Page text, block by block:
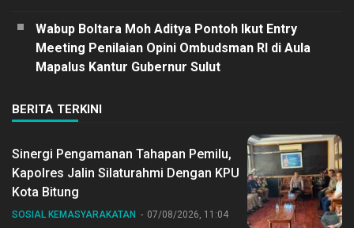
Wabup Boltara Moh Aditya Pontoh Ikut Entry
Meeting Penilaian Opini Ombudsman RI di Aula
Mapalus Kantur Gubernur Sulut
BERITA TERKINI
Sinergi Pengamanan Tahapan Pemilu,
Kapolres Jalin Silaturahmi Dengan KPU
Kota Bitung
SOSIAL KEMASYARAKATAN 07/08/2026, 11:04